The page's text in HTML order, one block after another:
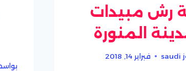
رش مبيدات
المنورة
saudi فبراير 14, 2018